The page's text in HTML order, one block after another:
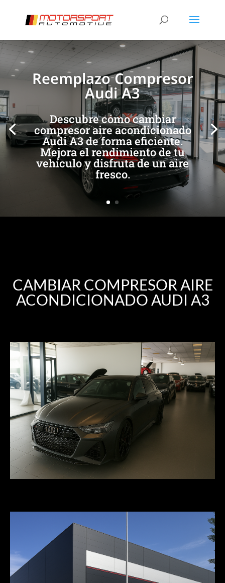
Reemplazo Compresor
Audi A3
Descubre cómo cambiar
compresor aire acondicionado
Audi A3 de forma eficiente.
Mejora el rendimiento de tu
vehículo y disfruta de un aire
fresco.
[/et_pb_slide] [/et_pb_slide]
CAMBIAR COMPRESOR AIRE
ACONDICIONADO AUDI A3